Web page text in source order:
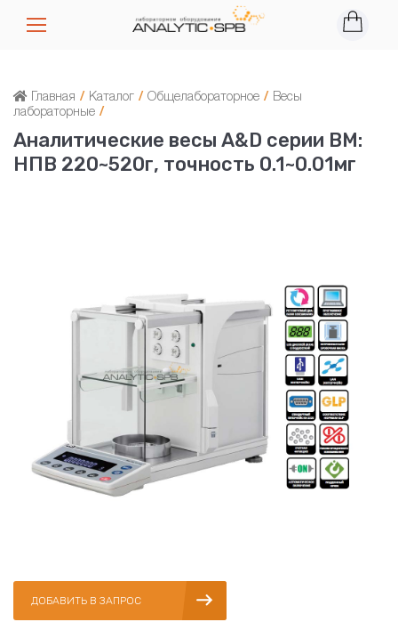
Главная / Каталог / Общелабораторное / Весы
лабораторные /
Аналитические весы A&D серии BM:
НПВ 220~520г, точность 0.1~0.01мг
ДОБАВИТЬ В ЗАПРОС